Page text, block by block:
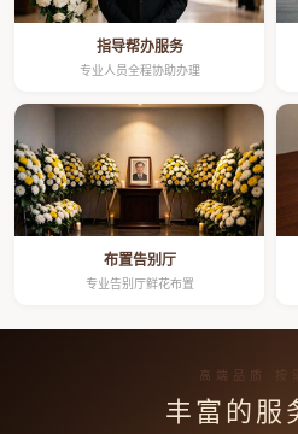
指导帮办服务
专业人员全程协助办理
布置告别厅
专业告别厅鲜花布置
高端品质 按
丰富的服